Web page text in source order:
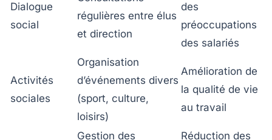
Dialogue
social
régulières entre élus
et direction
des
préoccupations
des salariés
Activités
sociales
Organisation
d’événements divers
(sport, culture,
loisirs)
Amélioration de
la qualité de vie
au travail
Gestion des
Réduction des